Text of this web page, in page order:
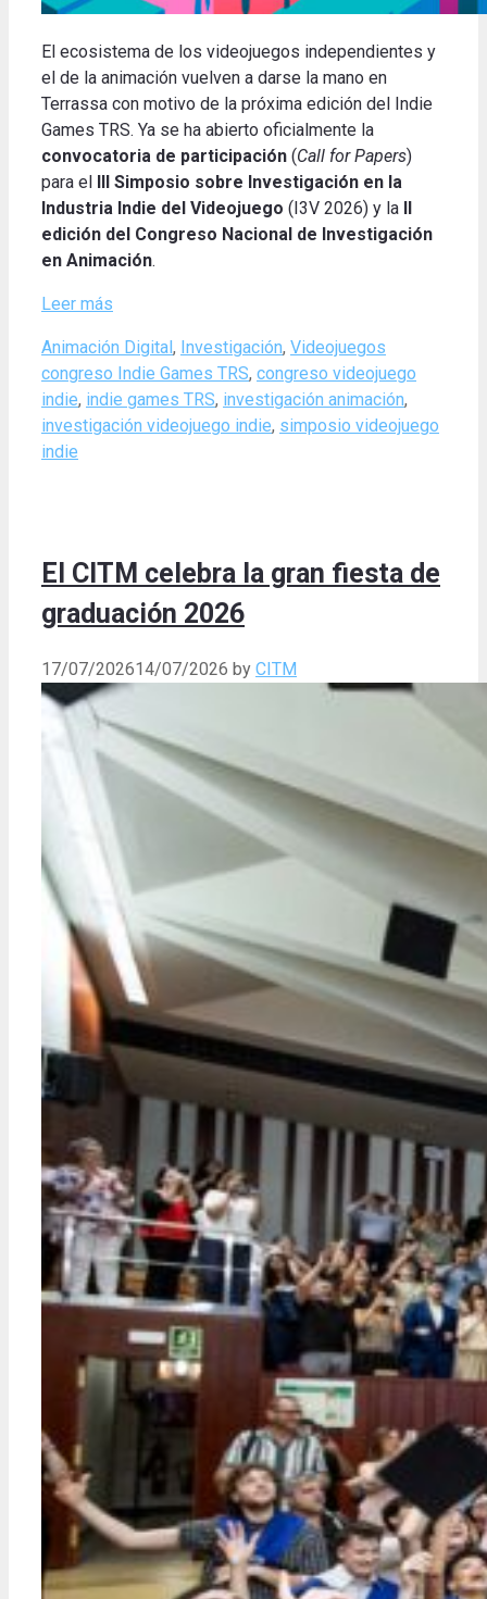
El ecosistema de los videojuegos independientes y
el de la animación vuelven a darse la mano en
Terrassa con motivo de la próxima edición del Indie
Games TRS. Ya se ha abierto oficialmente la
convocatoria de participación (Call for Papers)
para el III Simposio sobre Investigación en la
Industria Indie del Videojuego (I3V 2026) y la II
edición del Congreso Nacional de Investigación
en Animación.
Leer más
Categories
Animación Digital, Investigación, Videojuegos
congreso Indie Games TRS, congreso videojuego
indie, indie games TRS, investigación animación,
investigación videojuego indie, simposio videojuego
indie
El CITM celebra la gran fiesta de
graduación 2026
17/07/202614/07/2026 by CITM